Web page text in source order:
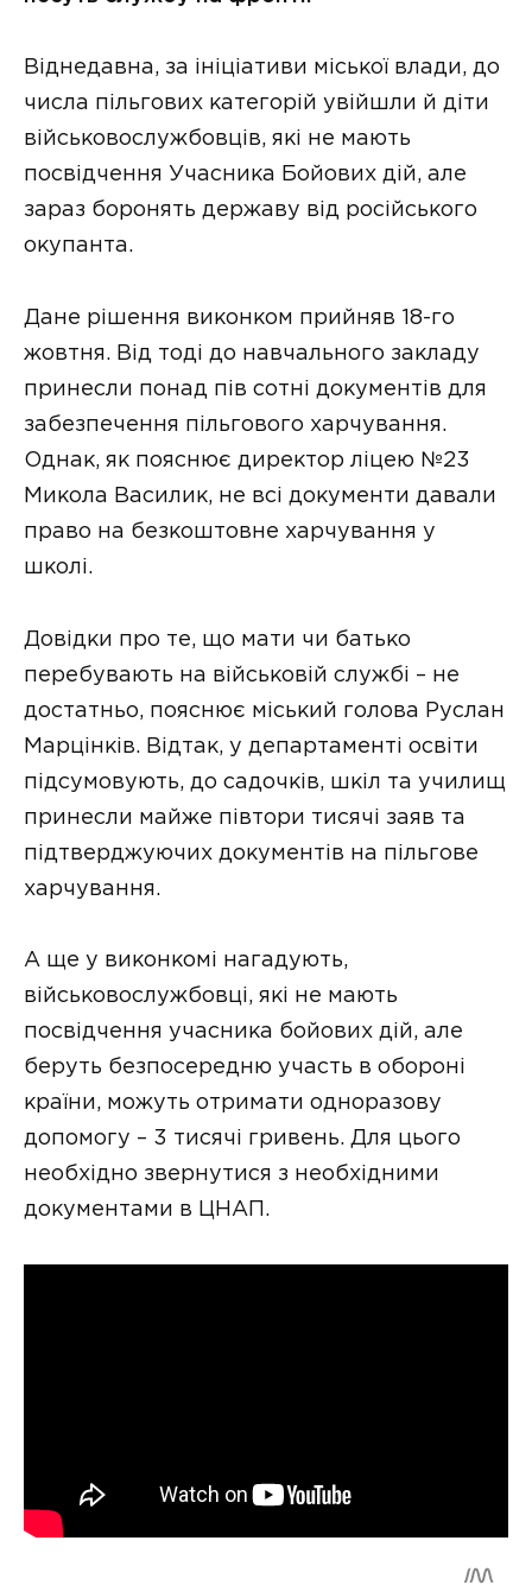
Віднедавна, за ініціативи міської влади, до
числа пільгових категорій увійшли й діти
військовослужбовців, які не мають
посвідчення Учасника Бойових дій, але
зараз боронять державу від російського
окупанта.
Дане рішення виконком прийняв 18-го
жовтня. Від тоді до навчального закладу
принесли понад пів сотні документів для
забезпечення пільгового харчування.
Однак, як пояснює директор ліцею №23
Микола Василик, не всі документи давали
право на безкоштовне харчування у
школі.
Довідки про те, що мати чи батько
перебувають на військовій службі – не
достатньо, пояснює міський голова Руслан
Марцінків. Відтак, у департаменті освіти
підсумовують, до садочків, шкіл та училищ
принесли майже півтори тисячі заяв та
підтверджуючих документів на пільгове
харчування.
А ще у виконкомі нагадують,
військовослужбовці, які не мають
посвідчення учасника бойових дій, але
беруть безпосередню участь в обороні
країни, можуть отримати одноразову
допомогу – 3 тисячі гривень. Для цього
необхідно звернутися з необхідними
документами в ЦНАП.